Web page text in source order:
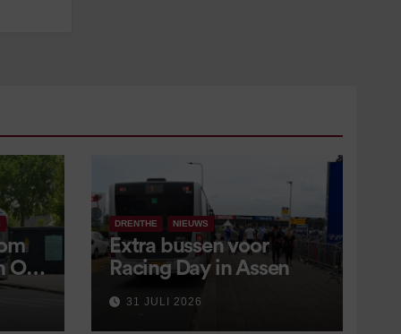
OV
9
DRENTHE NIEUWS
Extra bussen voor
Racing Day in Assen
31 JULI 2026